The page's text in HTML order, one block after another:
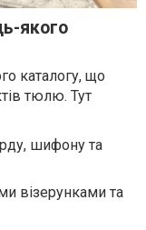
якого
каталогу, що
тюлю. Тут
шифону та
візерунками та